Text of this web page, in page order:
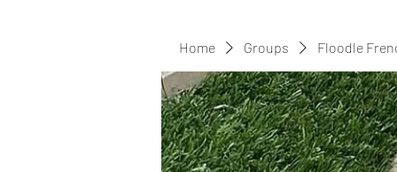
Home Groups Floodle